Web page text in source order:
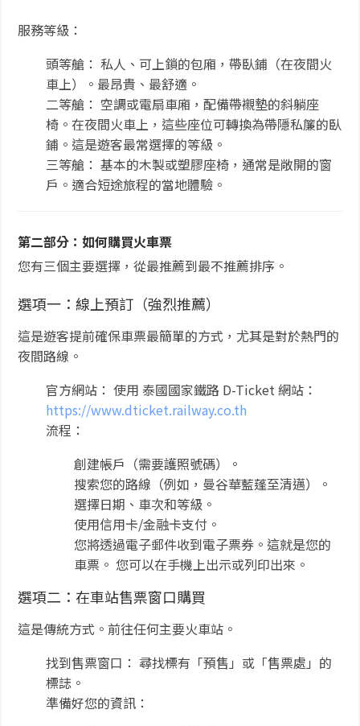
服務等級：
頭等艙： 私人、可上鎖的包廂，帶臥鋪（在夜間火
車上）。最昂貴、最舒適。
二等艙： 空調或電扇車廂，配備帶襯墊的斜躺座
椅。在夜間火車上，這些座位可轉換為帶隱私簾的臥
鋪。這是遊客最常選擇的等級。
三等艙： 基本的木製或塑膠座椅，通常是敞開的窗
戶。適合短途旅程的當地體驗。
第二部分：如何購買火車票
您有三個主要選擇，從最推薦到最不推薦排序。
選項一：線上預訂（強烈推薦）
這是遊客提前確保車票最簡單的方式，尤其是對於熱門的
夜間路線。
官方網站： 使用 泰國國家鐵路 D-Ticket 網站：
https://www.dticket.railway.co.th
流程：
創建帳戶（需要護照號碼）。
搜索您的路線（例如，曼谷華藍蓬至清邁）。
選擇日期、車次和等級。
使用信用卡/金融卡支付。
您將透過電子郵件收到電子票券。這就是您的
車票。 您可以在手機上出示或列印出來。
選項二：在車站售票窗口購買
這是傳統方式。前往任何主要火車站。
找到售票窗口： 尋找標有「預售」或「售票處」的
標誌。
準備好您的資訊：